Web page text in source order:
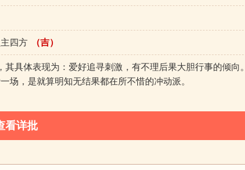
四方 （吉）
具体表现为：爱好追寻刺激，有不理后果大胆行事的倾向。
场，是就算明知无结果都在所不惜的冲动派。
看详批